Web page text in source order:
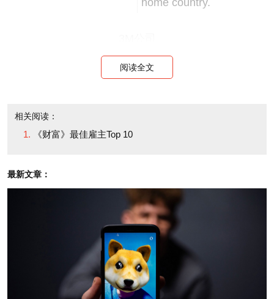
home country.
公司总部所在地
明尼苏达州卡迪奇格罗
2010年公司收益
一名3M员工表
示，“在3M，你可以感受
What makes it so great?
"There is a [constant]
sense of positivity and
fairness," at 3M, says an
employee. And it seems
阅读全文
相关阅读：
《财富》最佳雇主Top 10
最新文章：